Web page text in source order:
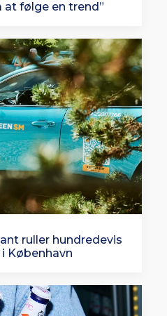
følge en trend”
ruller hundredevis
København